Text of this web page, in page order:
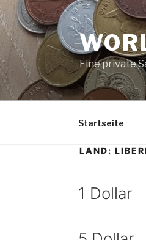
Zum
Inhalt
springen
Eine private
Startseite
LAND:
1 Dollar